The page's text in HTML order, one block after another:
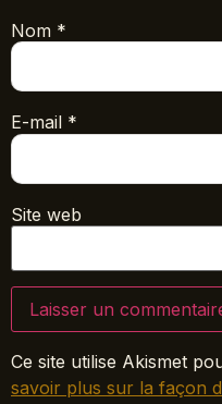
Nom *
E-mail *
Site web
Ce site utilise Akismet
savoir plus sur la façon